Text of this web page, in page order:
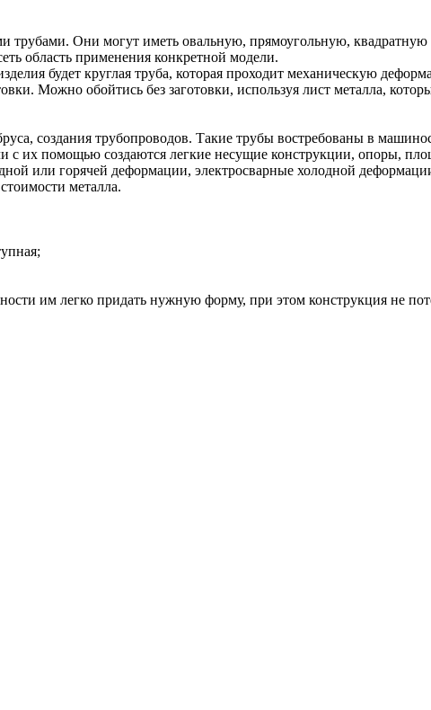
Они могут иметь овальную, прямоугольную,
область применения конкретной модели.
будет круглая труба, которая проходит механическую
Можно обойтись без заготовки, используя лист металла,
создания трубопроводов. Такие трубы востребованы в
с их помощью создаются легкие несущие конструкции, опоры,
или горячей деформации, электросварные холодной
металла.
им легко придать нужную форму, при этом конструкция не